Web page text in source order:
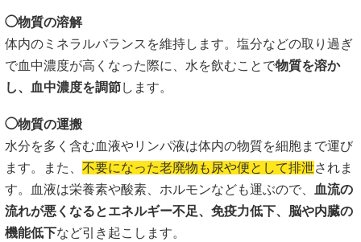
◯物質の溶解
体内のミネラルバランスを維持します。塩分などの取り過ぎ
で血中濃度が高くなった際に、水を飲むことで物質を溶か
し、血中濃度を調節します。
◯物質の運搬
水分を多く含む血液やリンパ液は体内の物質を細胞まで運び
ます。また、 不要になった老廃物も尿や便として排泄されま
す。血液は栄養素や酸素、ホルモンなども運ぶので、
血流の
流れが悪くなるとエネルギー不足、免疫力低下、脳や内臓の
機能低下など引き起こします。